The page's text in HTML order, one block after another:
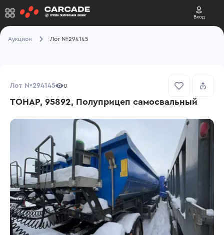
Вход
Аукцион Лот №294145
Лот №294145 0
ТОНАР, 95892, Полуприцеп самосвальный